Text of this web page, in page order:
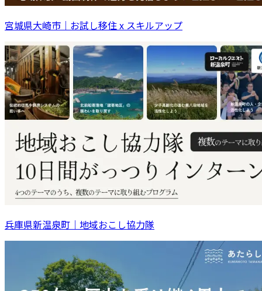
宮城県大崎市｜お試し移住 x スキルアップ
兵庫県新温泉町｜地域おこし協力隊